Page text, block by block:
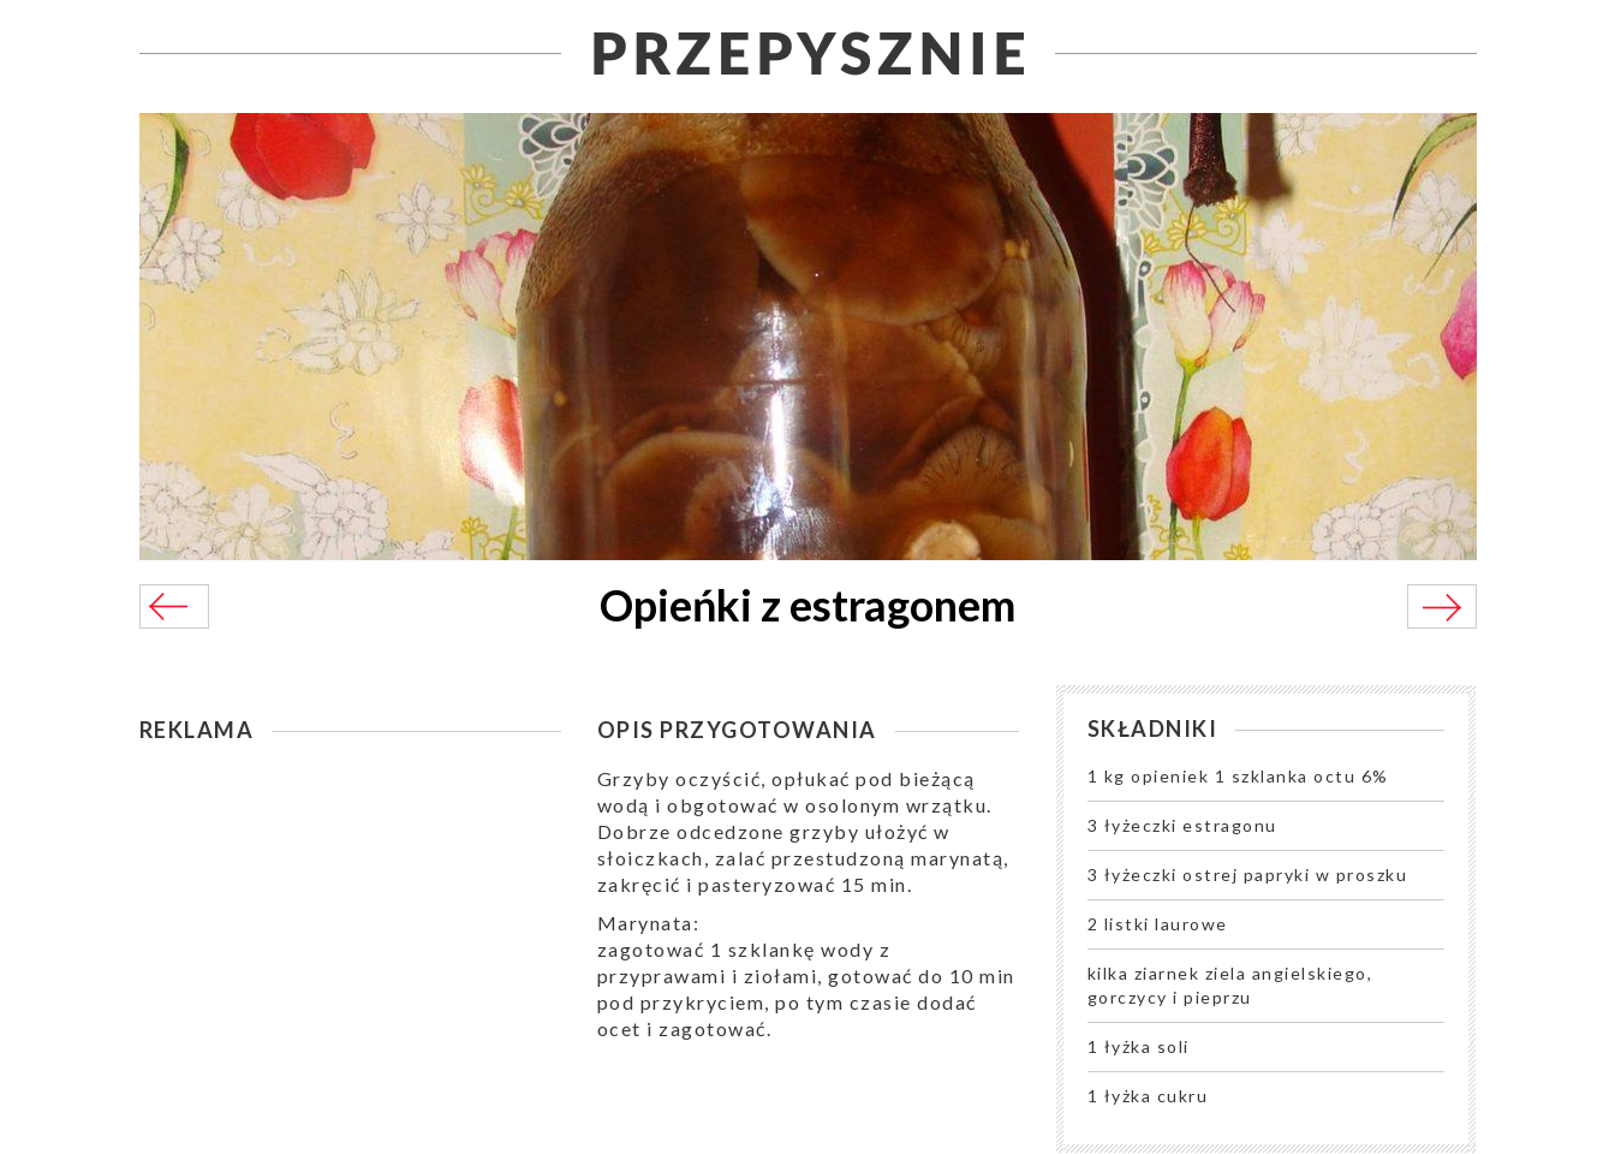
Opieńki z estragonem
REKLAMA OPIS PRZYGOTOWANIA
Grzyby oczyścić, opłukać pod bieżącą
wodą i obgotować w osolonym wrzątku.
Dobrze odcedzone grzyby ułożyć w
słoiczkach, zalać przestudzoną marynatą,
zakręcić i pasteryzować 15 min.
Marynata:
zagotować 1 szklankę wody z
przyprawami i ziołami, gotować do 10 min
pod przykryciem, po tym czasie dodać
ocet i zagotować.
SKŁADNIKI
1 kg opieniek 1 szklanka octu 6%
3 łyżeczki estragonu
3 łyżeczki ostrej papryki w proszku
2 listki laurowe
kilka ziarnek ziela angielskiego,
gorczycy i pieprzu
1 łyżka soli
1 łyżka cukru